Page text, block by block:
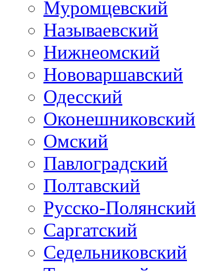
Муромцевский
Называевский
Нижнеомский
Нововаршавский
Одесский
Оконешниковский
Омский
Павлоградский
Полтавский
Русско-Полянский
Саргатский
Седельниковский